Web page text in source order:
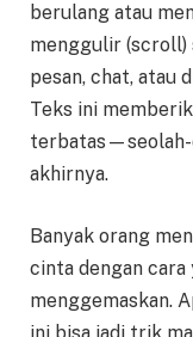
berulang atau
menggulir (scroll)
pesan, chat, atau
Teks ini
terbatas—seolah-
akhirnya.
Banyak orang
cinta dengan
menggemaskan.
ini bisa jadi trik